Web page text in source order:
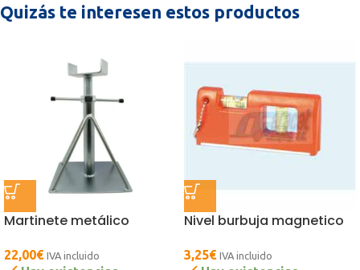
Quizás te interesen estos productos
Martinete metálico
22,00€ IVA incluido
Nivel burbuja magnetico
3,25€ IVA incluido